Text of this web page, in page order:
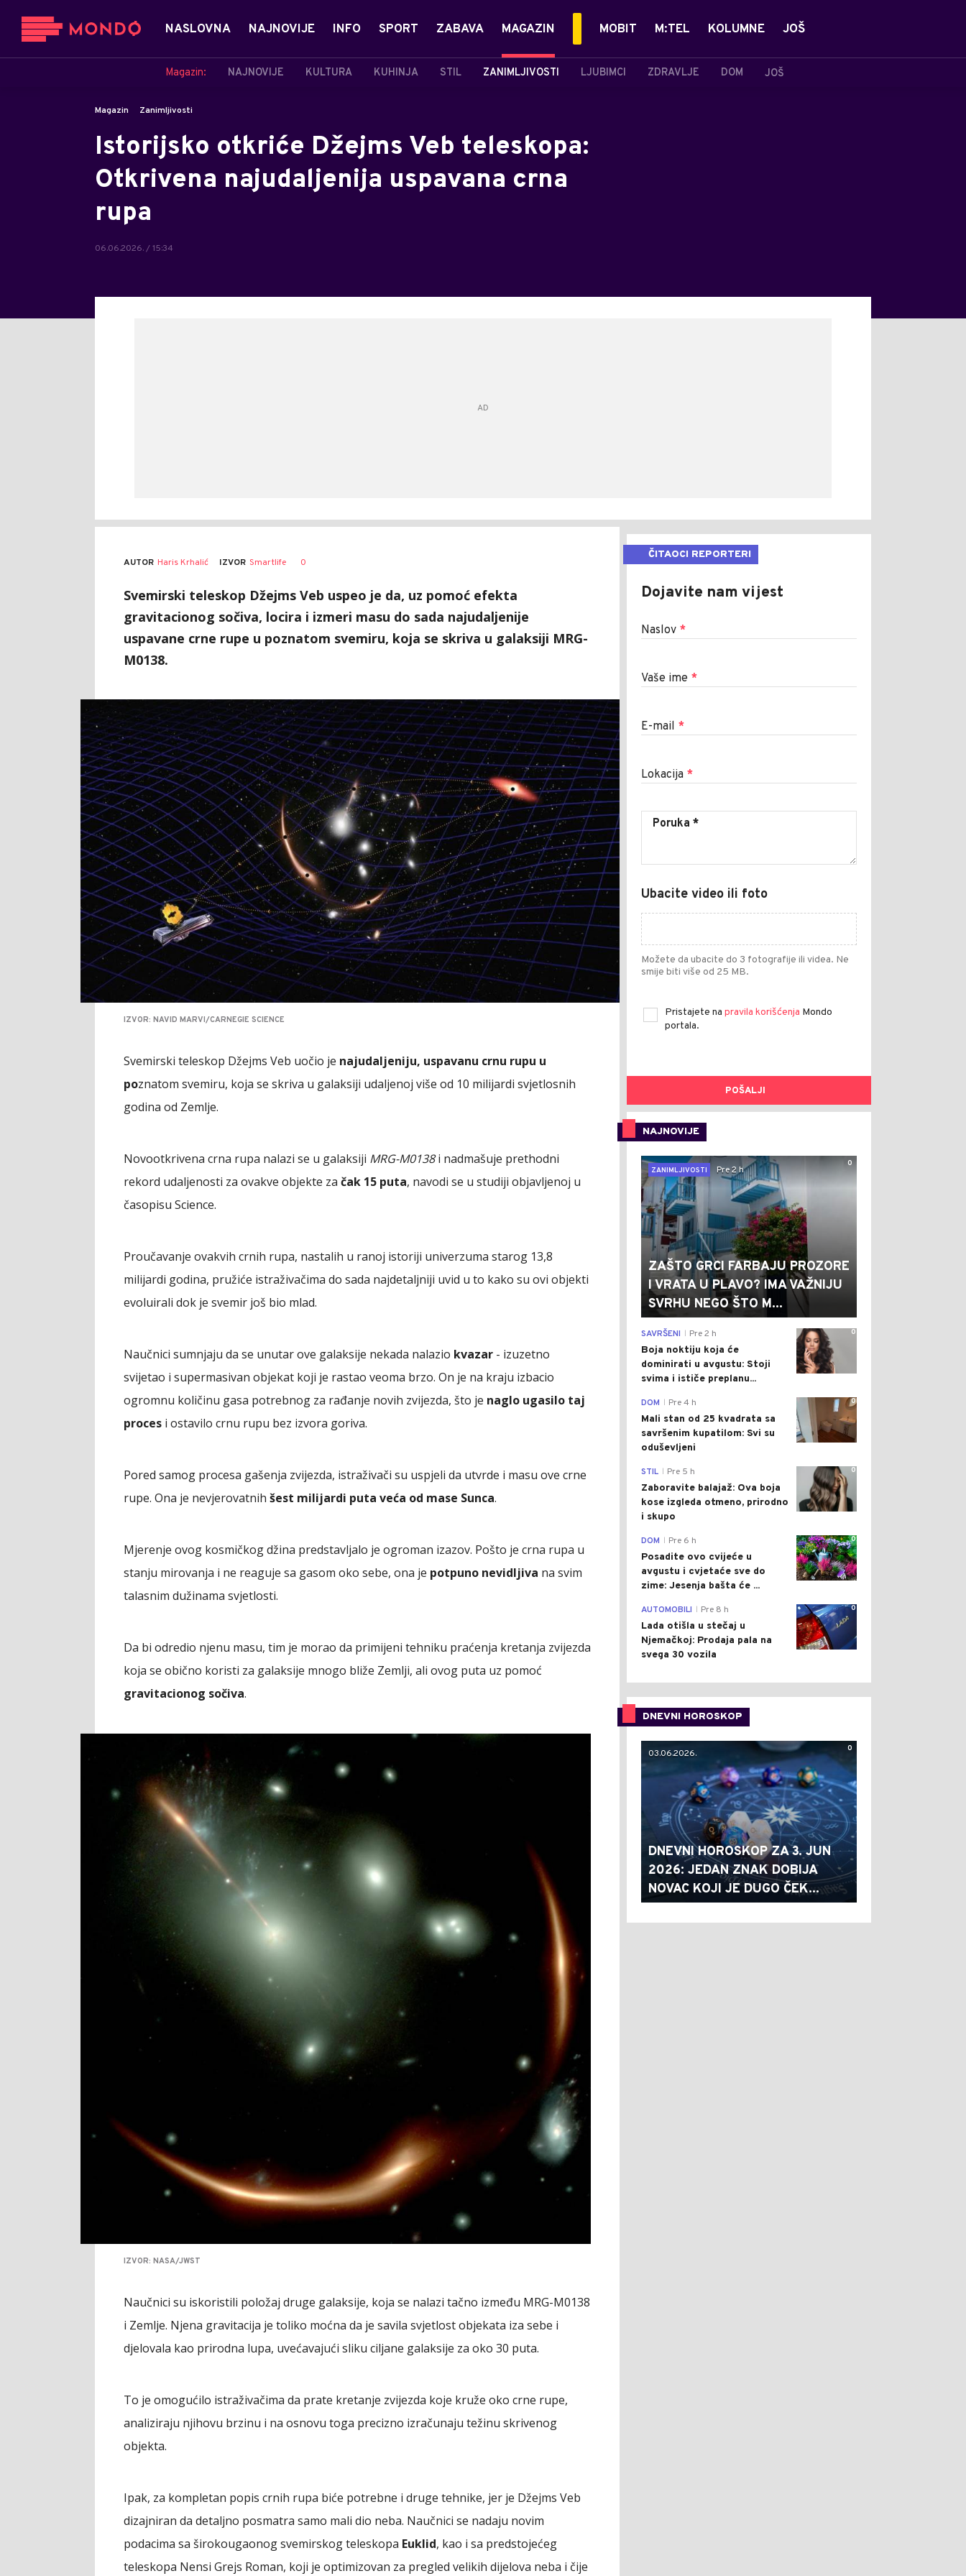
NASLOVNA NAJNOVIJE INFO SPORT ZABAVA MAGAZIN
Magazin: NAJNOVIJE KULTURA KUHINJA STIL ZANIMLJIVOSTI LJUBIMCI ZDRAVLJE DOM JOŠ
MOBIT M:TEL KOLUMNE JOŠ
Magazin Zanimljivosti
Istorijsko otkriće Džejms Veb teleskopa:
Otkrivena najudaljenija uspavana crna
rupa
06.06.2026. / 15:34
AUTOR Haris Krhalić IZVOR Smartlife 0
Svemirski teleskop Džejms Veb uspeo je da, uz pomoć efekta
gravitacionog sočiva, locira i izmeri masu do sada najudaljenije
uspavane crne rupe u poznatom svemiru, koja se skriva u galaksiji MRG-
M0138.
IZVOR: NAVID MARVI/CARNEGIE SCIENCE
Svemirski teleskop Džejms Veb uočio je najudaljeniju, uspavanu crnu rupu u
poznatom svemiru, koja se skriva u galaksiji udaljenoj više od 10 milijardi svjetlosnih
godina od Zemlje.
Novootkrivena crna rupa nalazi se u galaksiji MRG-M0138i nadmašuje prethodni
rekord udaljenosti za ovakve objekte za čak 15 puta, navodi se u studiji objavljenoj u
časopisu Science.
Proučavanje ovakvih crnih rupa, nastalih u ranoj istoriji univerzuma starog 13,8
milijardi godina, pružiće istraživačima do sada najdetaljniji uvid u to kako su ovi objekti
evoluirali dok je svemir još bio mlad.
Naučnici sumnjaju da se unutar ove galaksije nekada nalazio kvazar - izuzetno
svijetao i supermasivan objekat koji je rastao veoma brzo. On je na kraju izbacio
ogromnu količinu gasa potrebnog za rađanje novih zvijezda, što je naglo ugasilo taj
proces i ostavilo crnu rupu bez izvora goriva.
Pored samog procesa gašenja zvijezda, istraživači su uspjeli da utvrde i masu ove crne
rupe. Ona je nevjerovatnih šest milijardi puta veća od mase Sunca.
Mjerenje ovog kosmičkog džina predstavljalo je ogroman izazov. Pošto je crna rupa u
stanju mirovanja i ne reaguje sa gasom oko sebe, ona je potpuno nevidljiva na svim
talasnim dužinama svjetlosti.
Da bi odredio njenu masu, tim je morao da primijeni tehniku praćenja kretanja zvijezda
koja se obično koristi za galaksije mnogo bliže Zemlji, ali ovog puta uz pomoć
gravitacionog sočiva.
IZVOR: NASA/JWST
Naučnici su iskoristili položaj druge galaksije, koja se nalazi tačno između MRG-M0138
i Zemlje. Njena gravitacija je toliko moćna da je savila svjetlost objekata iza sebe i
djelovala kao prirodna lupa, uvećavajući sliku ciljane galaksije za oko 30 puta.
To je omogućilo istraživačima da prate kretanje zvijezda koje kruže oko crne rupe,
analiziraju njihovu brzinu i na osnovu toga precizno izračunaju težinu skrivenog
objekta.
Ipak, za kompletan popis crnih rupa biće potrebne i druge tehnike, jer je Džejms Veb
dizajniran da detaljno posmatra samo mali dio neba. Naučnici se nadaju novim
podacima sa širokougaonog svemirskog teleskopa Euklid, kao i sa predstojećeg
teleskopa Nensi Grejs Roman, koji je optimizovan za pregled velikih dijelova neba i čije
ČITAOCI REPORTERI
Dojavite nam vijest
Naslov *
Vaše ime *
E-mail *
Lokacija *
Ubacite video ili foto
Možete da ubacite do 3 fotografije ili videa. Ne
smije biti više od 25 MB.
Pristajete na pravila korišćenja Mondo
portala.
POŠALJI
NAJNOVIJE
0
ZANIMLJIVOSTI
Pre 2 h
ZAŠTO GRCI FARBAJU PROZORE
I VRATA U PLAVO? IMA VAŽNIJU
SVRHU NEGO ŠTO M...
0
SAVRŠENI Pre 2 h
Boja noktiju koja će
dominirati u avgustu: Stoji
svima i ističe preplanu...
0
DOM Pre 4 h
Mali stan od 25 kvadrata sa
savršenim kupatilom: Svi su
oduševljeni
0
STIL Pre 5 h
Zaboravite balajaž: Ova boja
kose izgleda otmeno, prirodno
i skupo
0
DOM Pre 6 h
Posadite ovo cvijeće u
avgustu i cvjetaće sve do
zime: Jesenja bašta će ...
0
AUTOMOBILI Pre 8 h
Lada otišla u stečaj u
Njemačkoj: Prodaja pala na
svega 30 vozila
DNEVNI HOROSKOP
0
03.06.2026.
DNEVNI HOROSKOP ZA 3. JUN
2026: JEDAN ZNAK DOBIJA
NOVAC KOJI JE DUGO ČEK...